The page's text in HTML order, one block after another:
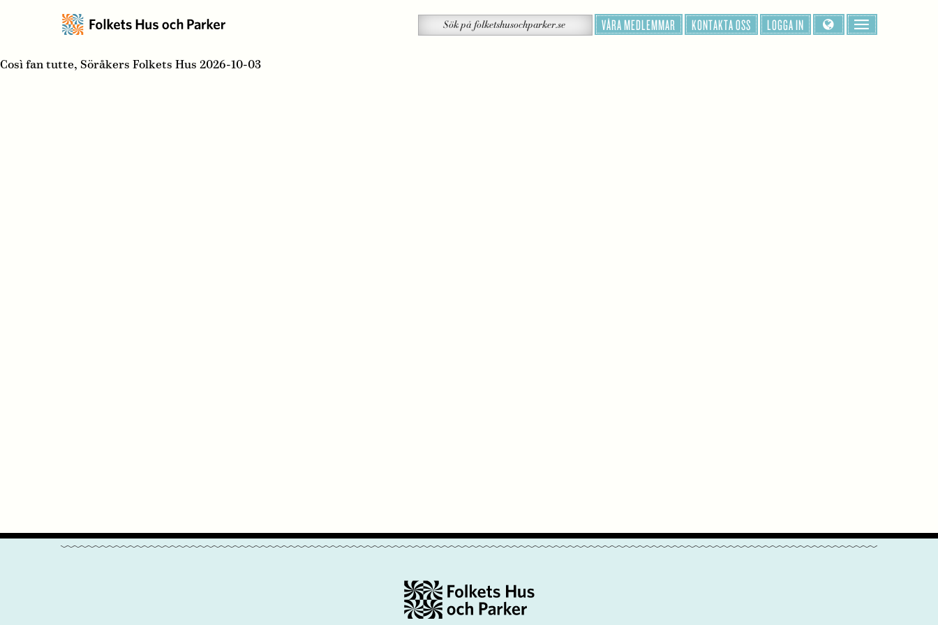
på
Sök VÅRA MEDLEMMAR KONTAKTA OSS LOGGA IN
Così fan tutte, Söråkers Folkets Hus 2026-10-03